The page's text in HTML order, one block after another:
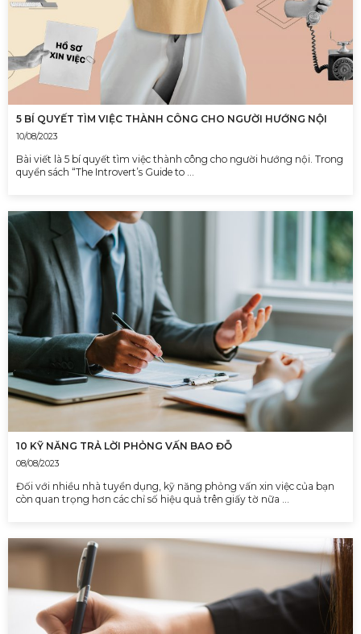
5 BÍ QUYẾT TÌM VIỆC THÀNH CÔNG CHO NGƯỜI HƯỚNG NỘI
10/08/2023
Bài viết là 5 bí quyết tìm việc thành công cho người hướng nội. Trong
quyển sách “The Introvert’s Guide to …
10 KỸ NĂNG TRẢ LỜI PHỎNG VẤN BAO ĐỖ
08/08/2023
Đối với nhiều nhà tuyển dụng, kỹ năng phỏng vấn xin việc của bạn
còn quan trọng hơn các chỉ số hiệu quả trên giấy tờ nữa …